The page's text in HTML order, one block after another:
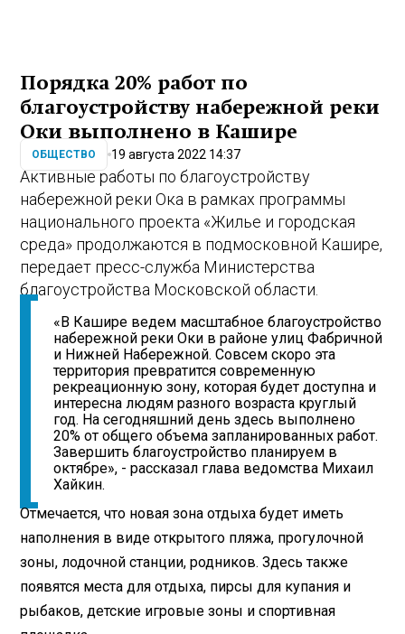
Порядка 20% работ по
благоустройству набережной реки
Оки выполнено в Кашире
ОБЩЕСТВО 19 августа 2022 14:37
Активные работы по благоустройству
набережной реки Ока в рамках программы
национального проекта «Жилье и городская
среда» продолжаются в подмосковной Кашире,
передает пресс-служба Министерства
благоустройства Московской области.
«В Кашире ведем масштабное благоустройство
набережной реки Оки в районе улиц Фабричной
и Нижней Набережной. Совсем скоро эта
территория превратится современную
рекреационную зону, которая будет доступна и
интересна людям разного возраста круглый
год. На сегодняшний день здесь выполнено
20% от общего объема запланированных работ.
Завершить благоустройство планируем в
октябре», - рассказал глава ведомства Михаил
Хайкин.
Отмечается, что новая зона отдыха будет иметь
наполнения в виде открытого пляжа, прогулочной
зоны, лодочной станции, родников. Здесь также
появятся места для отдыха, пирсы для купания и
рыбаков, детские игровые зоны и спортивная